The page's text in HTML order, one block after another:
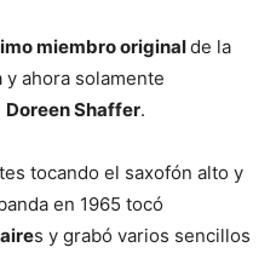
miembro originalde la
y ahora solamente
Doreen Shaffer.
tocando el saxofón alto y
en 1965 tocó
s y grabó varios sencillos